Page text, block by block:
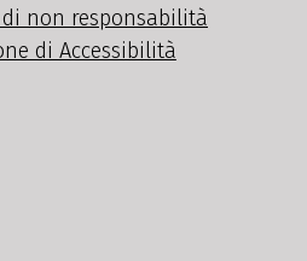
non responsabilità
di Accessibilità